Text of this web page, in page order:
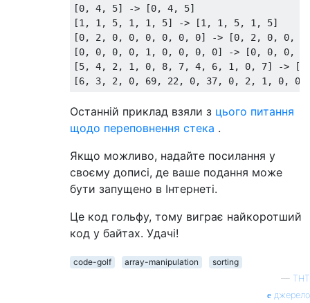
[0, 4, 5] -> [0, 4, 5]
[1, 1, 5, 1, 1, 5] -> [1, 1, 5, 1, 5]
[0, 2, 0, 0, 0, 0, 0, 0] -> [0, 2, 0, 0,
[0, 0, 0, 0, 1, 0, 0, 0, 0] -> [0, 0, 0,
[5, 4, 2, 1, 0, 8, 7, 4, 6, 1, 0, 7] ->
Останній приклад взяли з цього питання
щодо переповнення стека .
Якщо можливо, надайте посилання у
своєму дописі, де ваше подання може
бути запущено в Інтернеті.
Це код гольфу, тому виграє найкоротший
код у байтах. Удачі!
code-golf array-manipulation
sorting
— ТНТ
джерело